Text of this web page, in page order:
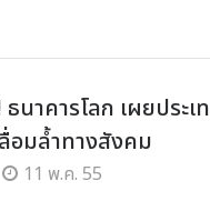
ธนาคารโลก เผยปร
อมล้ำทางสังคม
11 พ.ค. 55